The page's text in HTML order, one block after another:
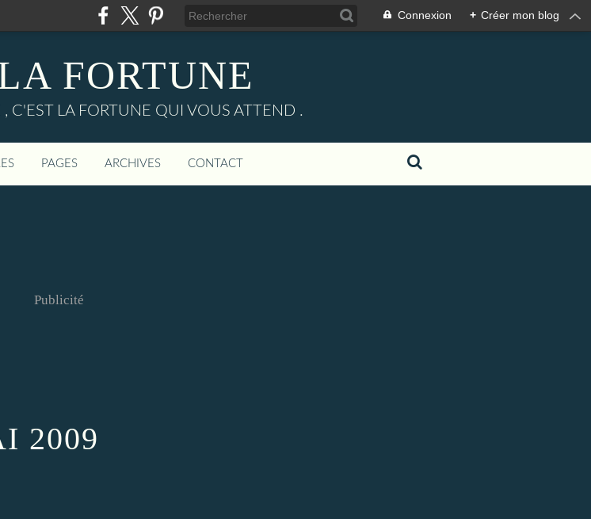
Connexion + Créer mon blog
FORTUNE
C'EST LA FORTUNE QUI VOUS ATTEND .
PAGES ARCHIVES CONTACT
Publicité
2009